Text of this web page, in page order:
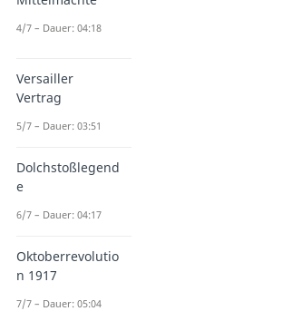
4/7 – Dauer: 04:18
Versailler
Vertrag
5/7 – Dauer: 03:51
Dolchstoßlegend
e
6/7 – Dauer: 04:17
Oktoberrevolutio
n 1917
7/7 – Dauer: 05:04